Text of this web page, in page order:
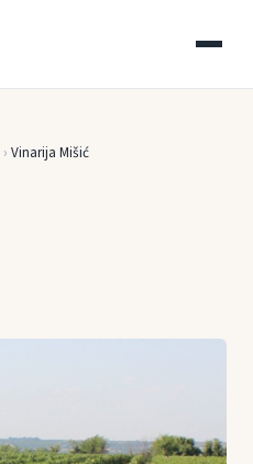
› Vinarija Mišić